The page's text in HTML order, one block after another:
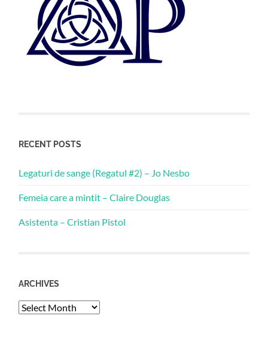
RECENT POSTS
Legaturi de sange (Regatul #2) – Jo Nesbo
Femeia care a mintit – Claire Douglas
Asistenta – Cristian Pistol
ARCHIVES
Archives